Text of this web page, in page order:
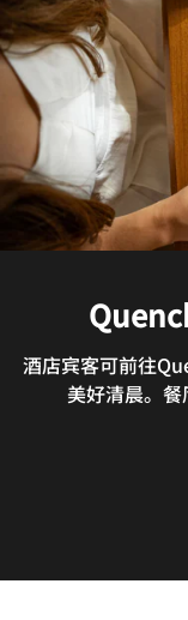
酒店宾客可前往
美好清晨。餐